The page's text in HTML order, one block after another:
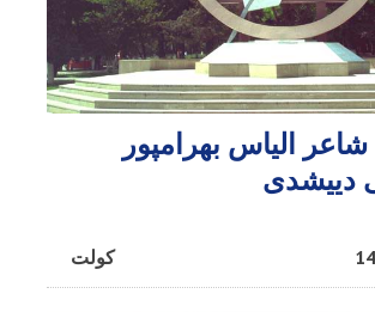
الیاس بهرامپور
دییشدی
کولت